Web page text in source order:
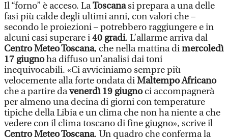
Il “forno” è acceso. LaToscanasi prepara a una delle
fasi più calde degli ultimi anni, con valori che –
secondo le proiezioni – potrebbero raggiungere e in
alcuni casi superare i40 gradi. L’allarme arriva dal
Centro Meteo Toscana, che nella mattina dimercoledì
17 giugnoha diffuso un’analisi dai toni
inequivocabili. «Ci avviciniamo sempre più
velocemente alla forte ondata diMaltempo Africano
che a partire davenerdì 19 giugnoci accompagnerà
per almeno una decina di giorni con temperature
tipiche della Libia e un clima che non ha niente a che
vedere con il clima toscano di fine giugno», scrive il
Centro Meteo Toscana. Un quadro che conferma la